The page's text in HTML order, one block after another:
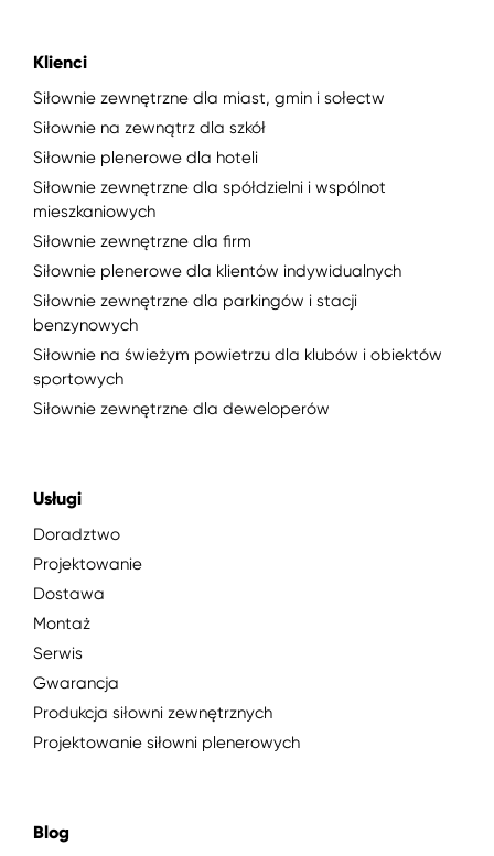
Klienci
Siłownie zewnętrzne dla miast, gmin i sołectw
Siłownie na zewnątrz dla szkół
Siłownie plenerowe dla hoteli
Siłownie zewnętrzne dla spółdzielni i wspólnot
mieszkaniowych
Siłownie zewnętrzne dla firm
Siłownie plenerowe dla klientów indywidualnych
Siłownie zewnętrzne dla parkingów i stacji
benzynowych
Siłownie na świeżym powietrzu dla klubów i obiektów
sportowych
Siłownie zewnętrzne dla deweloperów
Usługi
Doradztwo
Projektowanie
Dostawa
Montaż
Serwis
Gwarancja
Produkcja siłowni zewnętrznych
Projektowanie siłowni plenerowych
Blog